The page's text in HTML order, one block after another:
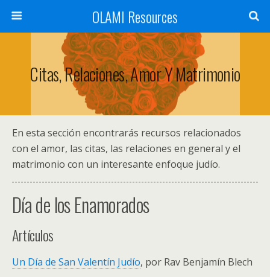
OLAMI Resources
Citas, Relaciones, Amor Y Matrimonio
En esta sección encontrarás recursos relacionados
con el amor, las citas, las relaciones en general y el
matrimonio con un interesante enfoque judío.
Día de los Enamorados
Artículos
Un Día de San Valentín Judío, por Rav Benjamín Blech